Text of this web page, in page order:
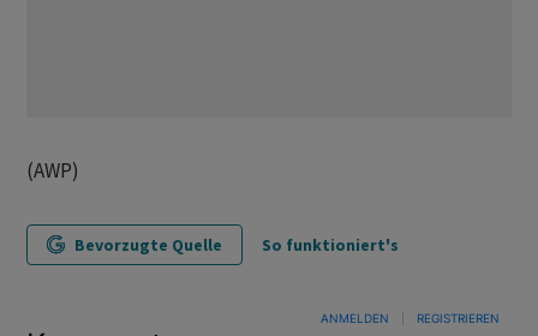
(AWP)
Bevorzugte Quelle So funktioniert's
ANMELDEN REGISTRIEREN